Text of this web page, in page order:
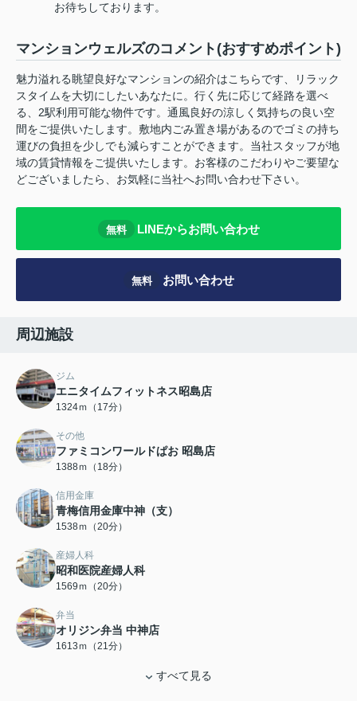
お待ちしております。
マンションウェルズのコメント(おすすめポイント)
魅力溢れる眺望良好なマンションの紹介はこちらです、リラック
スタイムを大切にしたいあなたに。行く先に応じて経路を選べ
る、2駅利用可能な物件です。通風良好の涼しく気持ちの良い空
間をご提供いたします。敷地内ごみ置き場があるのでゴミの持ち
運びの負担を少しでも減らすことができます。当社スタッフが地
域の賃貸情報をご提供いたします。お客様のこだわりやご要望な
どございましたら、お気軽に当社へお問い合わせ下さい。
無料 LINEからお問い合わせ
無料 お問い合わせ
周辺施設
ジム
エニタイムフィットネス昭島店
1324ｍ（17分）
その他
ファミコンワールドぱお 昭島店
1388ｍ（18分）
信用金庫
青梅信用金庫中神（支）
1538ｍ（20分）
産婦人科
昭和医院産婦人科
1569ｍ（20分）
弁当
オリジン弁当 中神店
1613ｍ（21分）
すべて見る